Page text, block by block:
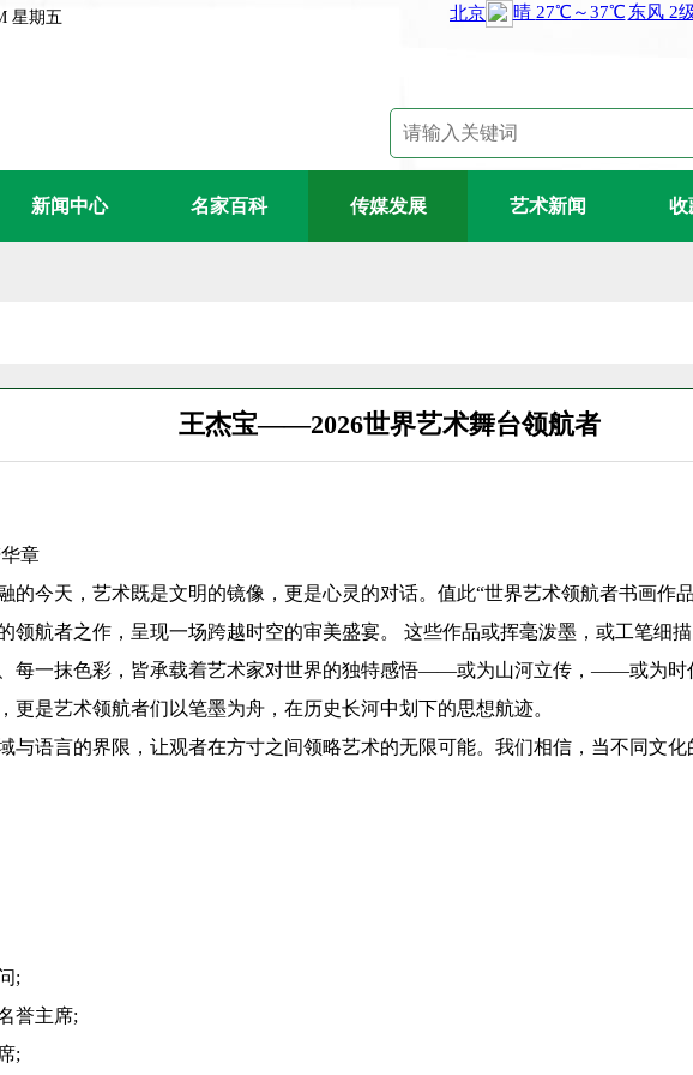
星期五
新闻中心 名家百科 传媒发展 艺术新闻 收
王杰宝——2026世界艺术舞台领航者
章
今天，艺术既是文明的镜像，更是心灵的对话。值此“世界艺术领航者书画作
领航者之作，呈现一场跨越时空的审美盛宴。 这些作品或挥毫泼墨，或工笔细
每一抹色彩，皆承载着艺术家对世界的独特感悟——或为山河立传，——或为
更是艺术领航者们以笔墨为舟，在历史长河中划下的思想航迹。
语言的界限，让观者在方寸之间领略艺术的无限可能。我们相信，当不同文化
;
誉主席;
;